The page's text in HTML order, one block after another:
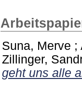
Suna, Merve ;
Zillinger,
geht uns alle